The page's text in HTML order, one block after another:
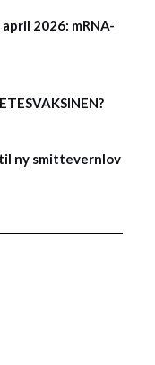
2026: mRNA-
ny smittevernlov